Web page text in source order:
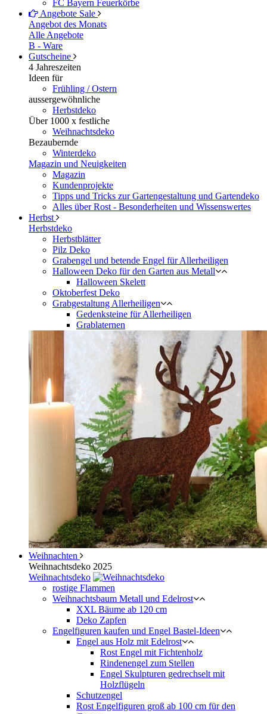
FC Bayern Feuerkörbe
Angebote Sale
Angebot des Monats
Alle Angebote
B - Ware
Gutscheine
4 Jahreszeiten
Ideen für
Frühling / Ostern
aussergewöhnliche
Herbstdeko
Über 1000 x festliche
Weihnachtsdeko
Bezaubernde
Winterdeko
Magazin und Neuigkeiten
Magazin
Kundenprojekte
Tipps und Tricks zur Gartengestaltung und Gartendeko
Alles über Rost - Besonderheiten und Wissenswertes
Herbst
Herbstdeko
Herbstblätter
Pilz Deko
Grabengel und betende Engel für Allerheiligen
Halloween Deko für den Garten aus Metall
Halloween Skelett
Oktoberfest Deko
Grabgestaltung Allerheiligen
Gedenksteine für Allerheiligen
Grablaternen
Weihnachten
Weihnachtsdeko 2025
Weihnachtsdeko
rostige Flammen
Weihnachtsbaum Metall und Edelrost
XXL Bäume ab 120 cm
Deko Zapfen
Engelfiguren kaufen und Engel Bastel-Ideen
Engel aus Holz mit Edelrost
Rost Engel mit Fichtenholz
Rindenengel zum Stellen
Engel Skulpturen gedrechselt mit
Holzflügeln
Schutzengel
Rost Engelfiguren groß ab 100 cm für den